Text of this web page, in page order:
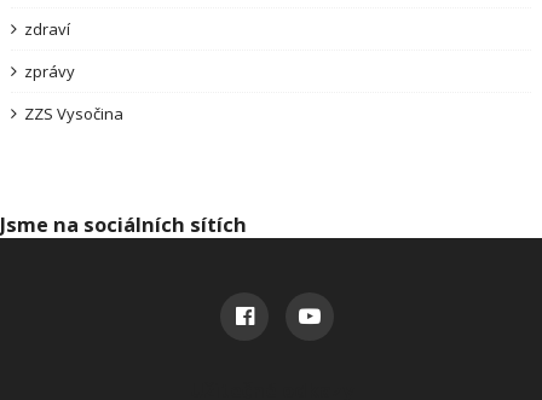
zdraví
zprávy
ZZS Vysočina
Jsme na sociálních sítích